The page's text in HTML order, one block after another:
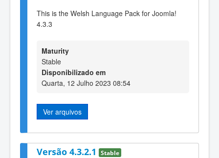
This is the Welsh Language Pack for Joomla!
4.3.3
Maturity
Stable
Disponibilizado em
Quarta, 12 Julho 2023 08:54
Ver arquivos
Versão 4.3.2.1 Stable